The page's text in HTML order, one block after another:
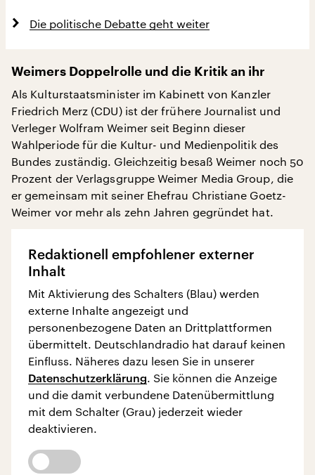
Die politische Debatte geht weiter
Weimers Doppelrolle und die Kritik an ihr
Als Kulturstaatsminister im Kabinett von Kanzler
Friedrich Merz (CDU) ist der frühere Journalist und
Verleger Wolfram Weimer seit Beginn dieser
Wahlperiode für die Kultur- und Medienpolitik des
Bundes zuständig. Gleichzeitig besaß Weimer noch 50
Prozent der Verlagsgruppe Weimer Media Group, die
er gemeinsam mit seiner Ehefrau Christiane Goetz-
Weimer vor mehr als zehn Jahren gegründet hat.
Redaktionell empfohlener externer
Inhalt
Mit Aktivierung des Schalters (Blau) werden
externe Inhalte angezeigt und
personenbezogene Daten an Drittplattformen
übermittelt. Deutschlandradio hat darauf keinen
Einfluss. Näheres dazu lesen Sie in unserer
Datenschutzerklärung. Sie können die Anzeige
und die damit verbundene Datenübermittlung
mit dem Schalter (Grau) jederzeit wieder
deaktivieren.